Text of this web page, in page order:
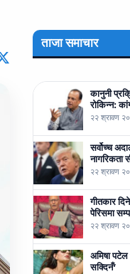
ताजा समाचार
कानुनी
रोकिन्न:
२२ श्रावण
सर्वोच्च
नागरिकता
२२ श्रावण
गीतकार
पेरिसमा
२२ श्रावण
अमिषा
सक्दिनँ’